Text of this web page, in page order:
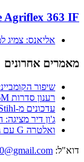
Agriflex 363
אליאנס: צמיג
אחרונים
שיפור
רענון סדרות 6M ו-6R בג'ון דיר
עדכונים מ-Stihl
ג'ון דיר מציגה:
ואלטרה G עם גיר רציף